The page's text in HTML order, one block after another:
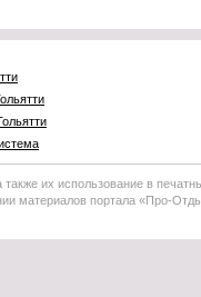
их использование в
материалов портала «Про-